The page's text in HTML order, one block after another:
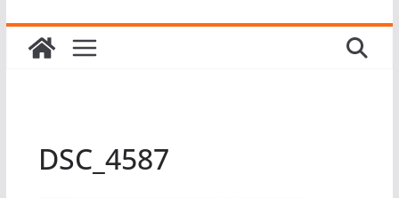
DSC_4587